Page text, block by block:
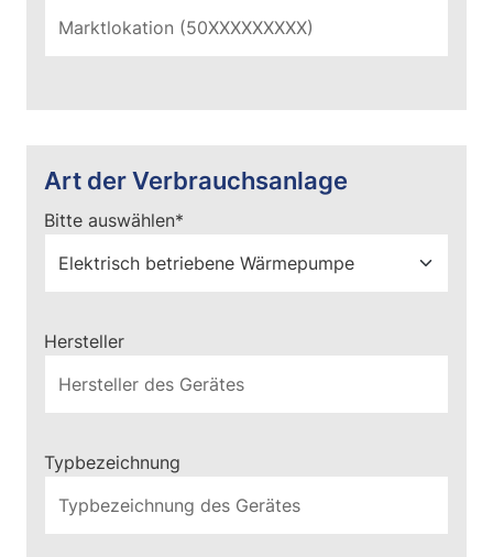
Art der Verbrauchsanlage
Pflichtfeld
Bitte auswählen*
Hersteller
Typbezeichnung